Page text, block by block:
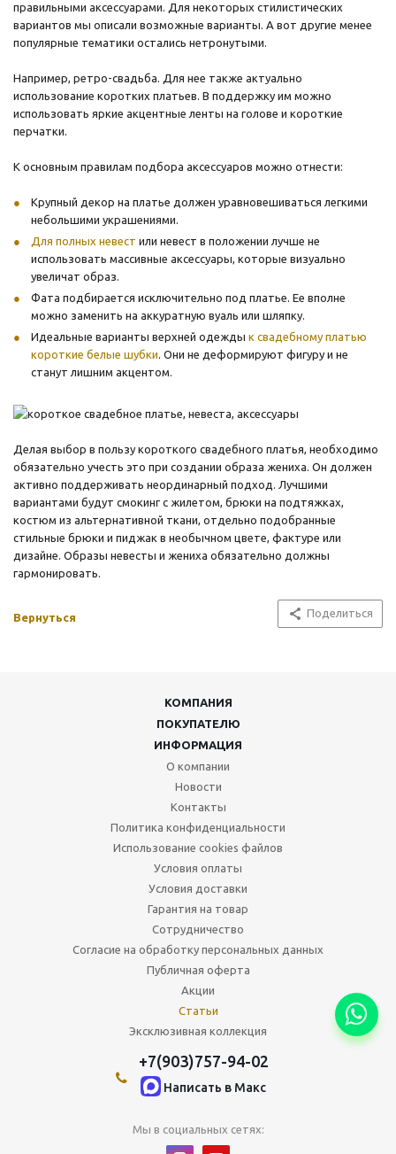
правильными аксессуарами. Для некоторых стилистических
вариантов мы описали возможные варианты. А вот другие менее
популярные тематики остались нетронутыми.
Например, ретро-свадьба. Для нее также актуально
использование коротких платьев. В поддержку им можно
использовать яркие акцентные ленты на голове и короткие
перчатки.
К основным правилам подбора аксессуаров можно отнести:
Крупный декор на платье должен уравновешиваться легкими
небольшими украшениями.
Для полных невест или невест в положении лучше не
использовать массивные аксессуары, которые визуально
увеличат образ.
Фата подбирается исключительно под платье. Ее вполне
можно заменить на аккуратную вуаль или шляпку.
Идеальные варианты верхней одежды к свадебному платью
короткие белые шубки. Они не деформируют фигуру и не
станут лишним акцентом.
Делая выбор в пользу короткого свадебного платья, необходимо
обязательно учесть это при создании образа жениха. Он должен
активно поддерживать неординарный подход. Лучшими
вариантами будут смокинг с жилетом, брюки на подтяжках,
костюм из альтернативной ткани, отдельно подобранные
стильные брюки и пиджак в необычном цвете, фактуре или
дизайне. Образы невесты и жениха обязательно должны
гармонировать.
Вернуться Поделиться
КОМПАНИЯ
ПОКУПАТЕЛЮ
ИНФОРМАЦИЯ
О компании
Новости
Контакты
Политика конфиденциальности
Использование cookies файлов
Условия оплаты
Условия доставки
Гарантия на товар
Сотрудничество
Согласие на обработку персональных данных
Публичная оферта
Акции
Статьи
Эксклюзивная коллекция
+7(903)757-94-02
Написать в Maкс
Мы в социальных сетях: